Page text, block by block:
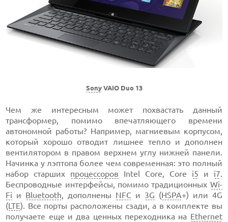
SonyVAIO Duo 13
Чем же интересным может похвастать данный
трансформер, помимо впечатляющего времени
автономной работы? Например, магниевым корпусом,
который хорошо отводит лишнее тепло и дополнен
вентилятором в правом верхнем углу нижней панели.
Начинка у лэптопа более чем современная: это полный
набор старших процессоров Intel Core, Core i5 и i7.
Беспроводные интерфейсы, помимо традиционных Wi-
Fi и Bluetooth, дополнены NFC и 3G (HSPA+) или 4G
(LTE). Все порты расположены сзади, а в комплекте вы
получаете еще и два ценных переходника на Ethernet